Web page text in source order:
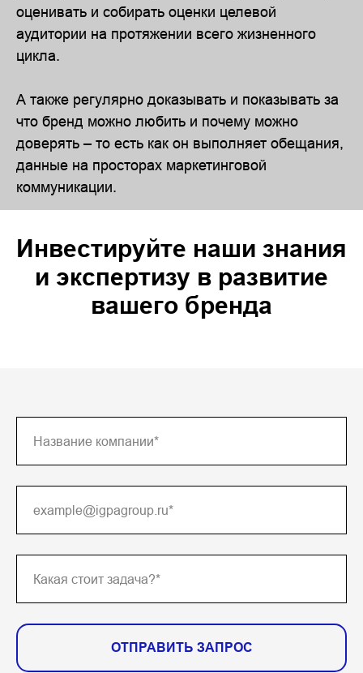
оценивать и собирать оценки целевой
аудитории на протяжении всего жизненного
цикла.
А также регулярно доказывать и показывать за
что бренд можно любить и почему можно
доверять – то есть как он выполняет обещания,
данные на просторах маркетинговой
коммуникации.
Инвестируйте наши знания
и экспертизу в развитие
вашего бренда
ОТПРАВИТЬ ЗАПРОС